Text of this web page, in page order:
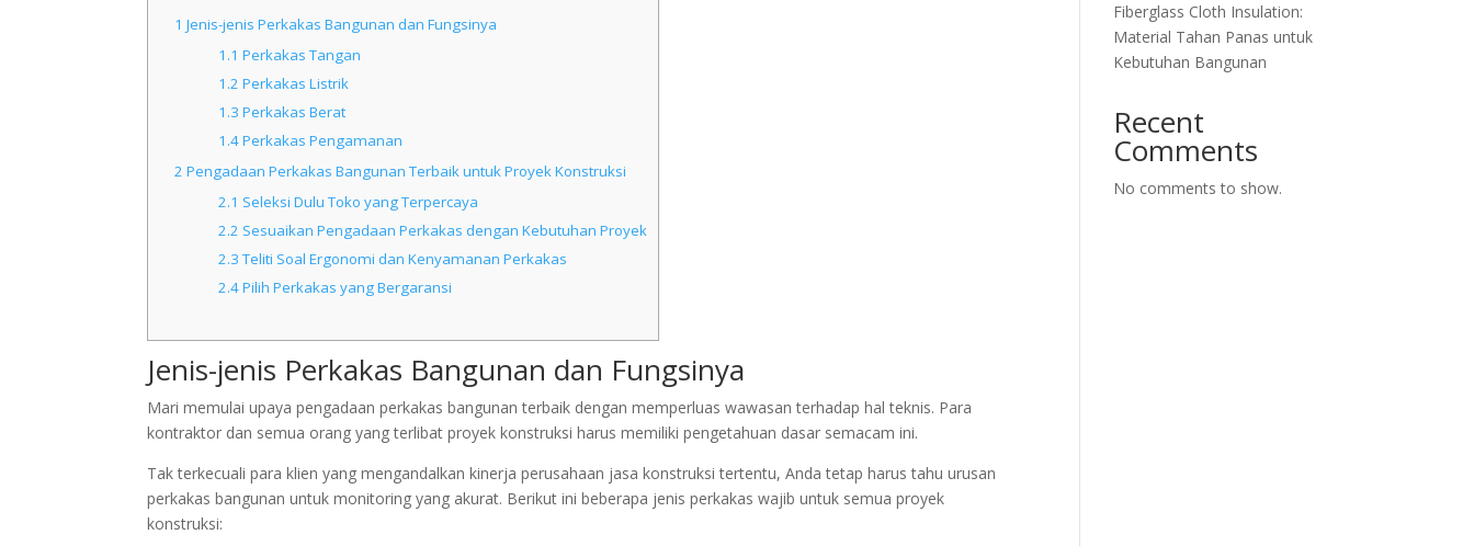
1 Jenis-jenis Perkakas Bangunan dan Fungsinya
1.1 Perkakas Tangan
1.2 Perkakas Listrik
1.3 Perkakas Berat
1.4Perkakas Pengamanan
2 Pengadaan Perkakas Bangunan Terbaik untuk Proyek Konstruksi
2.1 Seleksi Dulu Toko yang Terpercaya
2.2 Sesuaikan Pengadaan Perkakas dengan Kebutuhan Proyek
2.3Teliti Soal Ergonomi dan Kenyamanan Perkakas
2.4Pilih Perkakas yang Bergaransi
Jenis-jenis Perkakas Bangunan dan Fungsinya
Mari memulai upaya pengadaan perkakas bangunan terbaik dengan memperluas wawasan terhadap hal teknis. Para
kontraktor dan semua orang yang terlibat proyek konstruksi harus memiliki pengetahuan dasar semacam ini.
Tak terkecuali para klien yang mengandalkan kinerja perusahaan jasa konstruksi tertentu, Anda tetap harus tahu urusan
perkakas bangunan untuk monitoring yang akurat. Berikut ini beberapa jenis perkakas wajib untuk semua proyek
konstruksi:
Fiberglass Cloth Insulation:
Material Tahan Panas untuk
Kebutuhan Bangunan
Recent
Comments
No comments to show.